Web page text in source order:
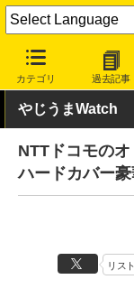
カテゴリ 過去記事
INTERNET Watch
やじうまWatch
NTTドコモの
ハードカバー
リスト